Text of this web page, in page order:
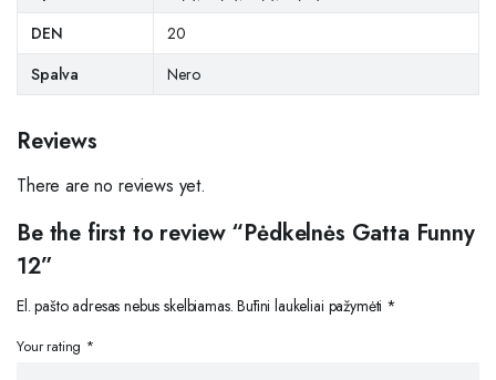
DEN
20
Spalva
Nero
Reviews
There are no reviews yet.
Be the first to review “Pėdkelnės Gatta Funny
12”
El. pašto adresas nebus skelbiamas. Būtini laukeliai pažymėti *
Your rating *